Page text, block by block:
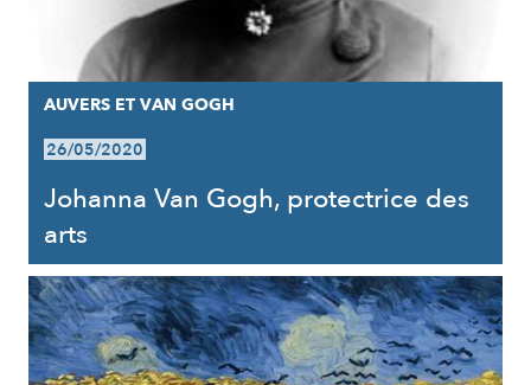
AUVERS ET VAN GOGH
26/05/2020
Johanna Van Gogh, protectrice des
arts